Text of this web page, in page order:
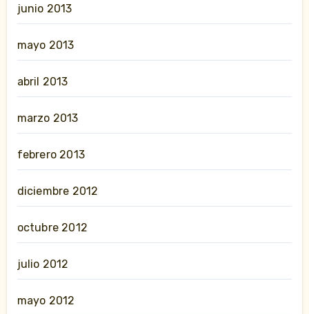
junio 2013
mayo 2013
abril 2013
marzo 2013
febrero 2013
diciembre 2012
octubre 2012
julio 2012
mayo 2012